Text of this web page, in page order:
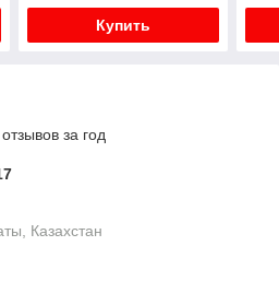
Купить
за год
Казахстан